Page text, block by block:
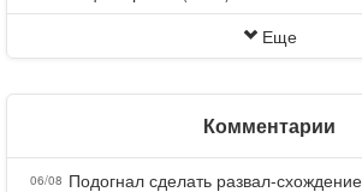
Еще
Комментарии
06/08